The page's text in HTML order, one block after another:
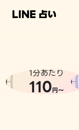
相談事例
1分あたり
110円〜